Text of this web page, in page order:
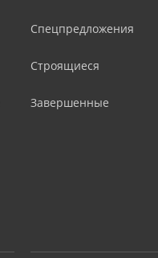
Спецпредложения
Строящиеся
Завершенные